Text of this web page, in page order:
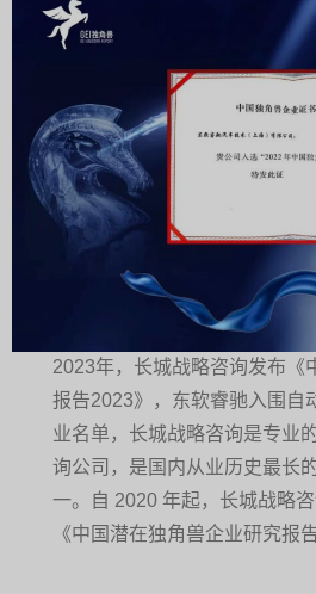
2023年，长城战略咨询发布《
报告2023》，东软睿驰入围自
业名单，长城战略咨询是专业
询公司，是国内从业历史最长
一。自 2020 年起，长城战略
《中国潜在独角兽企业研究报告